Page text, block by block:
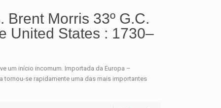
Brent Morris 33º G.C.
United States : 1730–
um início incomum. Importada da Europa –
tornou-se rapidamente uma das mais importantes